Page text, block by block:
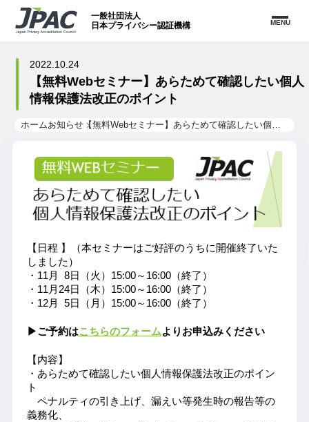
一般社団法人
日本プライバシー認証機構
MENU
2022.10.24
【無料Webセミナー】あらためて確認したい個人
情報保護法改正のポイント
ホームお知らせ 【無料Webセミナー】あらためて確認したい個人情報保護法改正のポイント
【日程 】（本セミナーはご好評のうちに開催終了いた
しました）
・11月  8日（火）15:00～16:00（終了）
・11月24日（木）15:00～16:00（終了）
・12月  5日（月） 15:00～16:00（終了）
▶ご予約はこちらのフォームよりお申込みください
【内容】
・あらためて確認したい個人情報保護法改正のポイン
ト
ペナルティの引き上げ、漏えい等発生時の報告等の
義務化、